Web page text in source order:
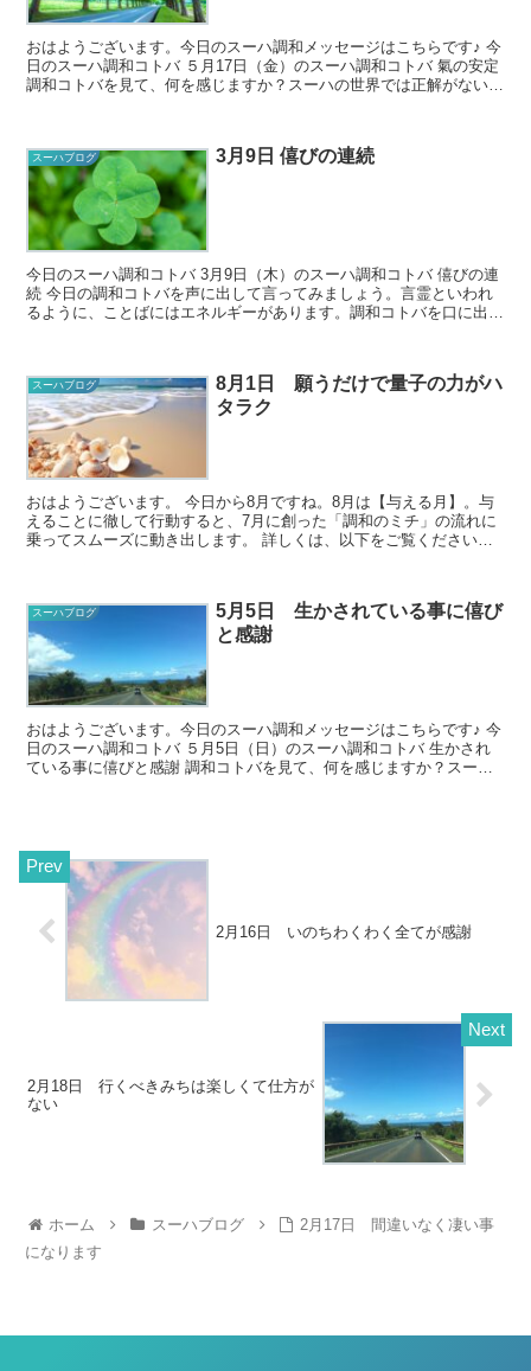
おはようございます。今日のスーハ調和メッセージはこちらです♪ 今
日のスーハ調和コトバ ５月17日（金）のスーハ調和コトバ 氣の安定
調和コトバを見て、何を感じますか？スーハの世界では正解がないの
スーハブログ 3月9日 僖びの連続
今日のスーハ調和コトバ 3月9日（木）のスーハ調和コトバ 僖びの連
続 今日の調和コトバを声に出して言ってみましょう。言霊といわれ
るように、ことばにはエネルギーがあります。調和コトバを口に出す
スーハブログ
8月1日 願うだけで量子の力がハ
タラク
おはようございます。 今日から8月ですね。8月は【与える月】。与
えることに徹して行動すると、7月に創った「調和のミチ」の流れに
乗ってスムーズに動き出します。 詳しくは、以下をご覧くださいま
スーハブログ
5月5日 生かされている事に僖び
と感謝
おはようございます。今日のスーハ調和メッセージはこちらです♪ 今
日のスーハ調和コトバ ５月5日（日）のスーハ調和コトバ 生かされ
ている事に僖びと感謝 調和コトバを見て、何を感じますか？スーハ
2月16日 いのちわくわく全てが感謝
2月18日 行くべきみちは楽しくて仕方が
ない
ホーム スーハブログ
2月17日 間違いなく凄い事
になります